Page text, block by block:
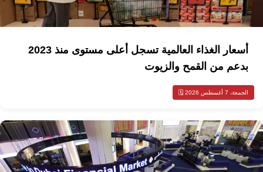
أسعار الغذاء العالمية تسجل أعلى مستوى منذ 2023
بدعم من القمح والزيوت
الجمعة، 7 أغسطس 2026 🗓️